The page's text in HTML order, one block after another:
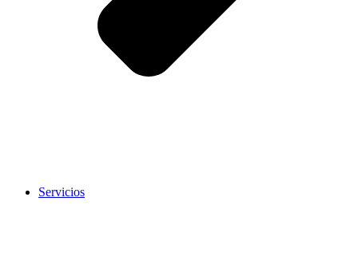
Servicios